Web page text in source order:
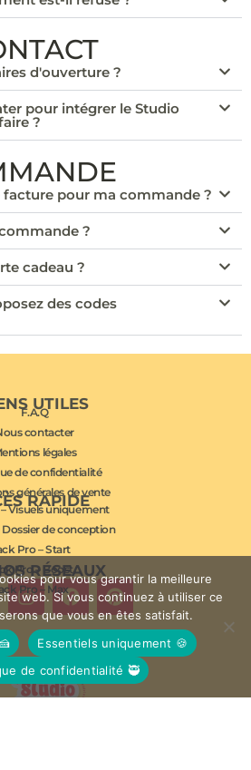
d'ouverture ?
pour intégrer le Studio
?
facture pour ma commande ?
?
cadeau ?
des codes
RÉSEAUX
RAPIDE
Visuels uniquement
Dossier de conception
Pro – Start
Pro – Boost
Pro – Max
UTILES
F.A.Q
contacter
légales
de confidentialité
générales de vente
pour vous garantir la meilleure
web. Si vous continuez à utiliser ce
que vous en êtes satisfait.
Essentiels uniquement 🍪
de confidentialité 🥷